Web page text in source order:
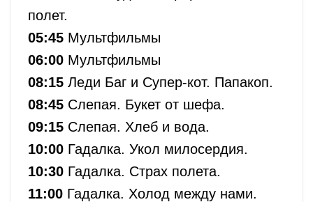
полет.
05:45 Мультфильмы
06:00 Мультфильмы
08:15 Леди Баг и Супер-кот. Папакоп.
08:45 Слепая. Букет от шефа.
09:15 Слепая. Хлеб и вода.
10:00 Гадалка. Укол милосердия.
10:30 Гадалка. Страх полета.
11:00 Гадалка. Холод между нами.